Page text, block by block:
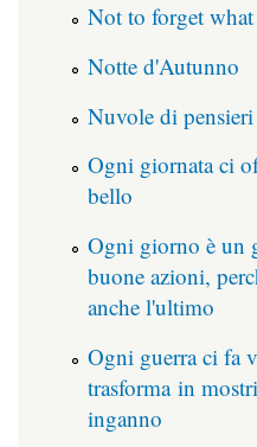
Not to forget
Notte d'Autunno
Nuvole di pensieri
Ogni giornata ci
bello
Ogni giorno è un
buone azioni,
anche l'ultimo
Ogni guerra ci fa
trasforma in
inganno